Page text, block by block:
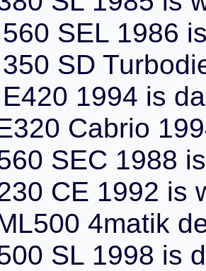
560 SEL 1986 i
350 SD Turbodi
E420 1994 is da
320 Cabrio 199
60 SEC 1988 is
30 CE 1992 is
L500 4matik d
00 SL 1998 is d